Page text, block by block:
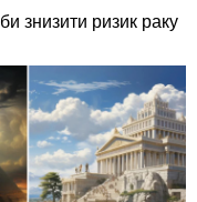
знизити ризик раку